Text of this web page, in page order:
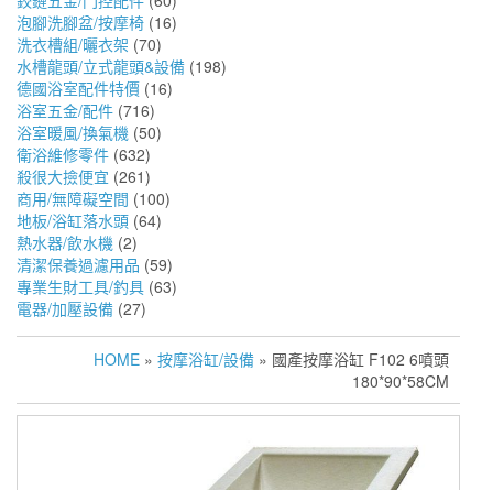
泡腳洗腳盆/按摩椅 (16)
洗衣槽組/曬衣架 (70)
水槽龍頭/立式龍頭&設備 (198)
德國浴室配件特價 (16)
浴室五金/配件 (716)
浴室暖風/換氣機 (50)
衛浴維修零件 (632)
殺很大撿便宜 (261)
商用/無障礙空間 (100)
地板/浴缸落水頭 (64)
熱水器/飲水機 (2)
清潔保養過濾用品 (59)
專業生財工具/釣具 (63)
電器/加壓設備 (27)
HOME » 按摩浴缸/設備 » 國產按摩浴缸 F102 6噴頭
180*90*58CM